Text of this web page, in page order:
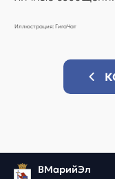
Иллюстрация: ГигаЧат
ВМарийЭл